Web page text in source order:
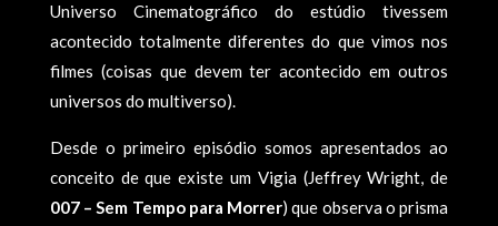
Universo Cinematográfico do estúdio tivessem
acontecido totalmente diferentes do que vimos nos
filmes (coisas que devem ter acontecido em outros
universos do multiverso).
Desde o primeiro episódio somos apresentados ao
conceito de que existe um Vigia (Jeffrey Wright, de
007 – Sem Tempo para Morrer) que observa o prisma